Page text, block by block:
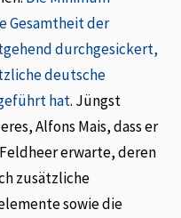
Gesamtheit der
durchgesickert,
deutsche
hat. Jüngst
Alfons Mais, dass er
erwarte, deren
zusätzliche
sowie die